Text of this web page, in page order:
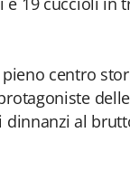
centro
al